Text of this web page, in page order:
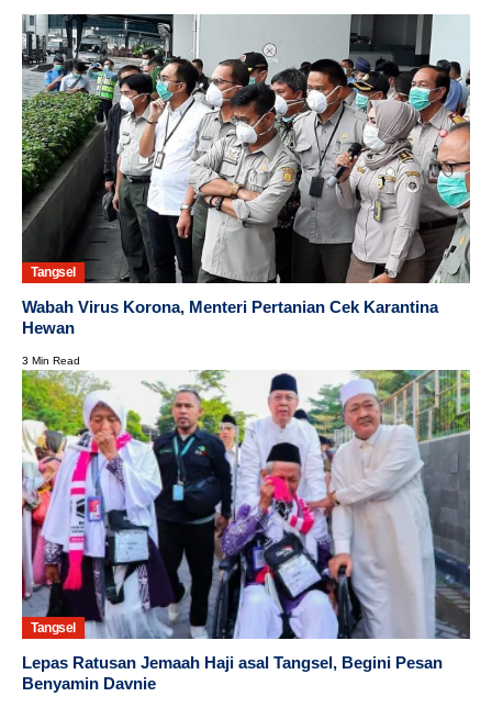
Tangsel
Wabah Virus Korona, Menteri Pertanian Cek Karantina
Hewan
3 Min Read
Tangsel
Lepas Ratusan Jemaah Haji asal Tangsel, Begini Pesan
Benyamin Davnie